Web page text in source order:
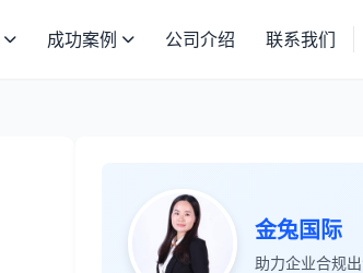
成功案例 公司介绍 联系我们
金兔国际
助力企业合规
张先生
服务专业高效，一周就完成了